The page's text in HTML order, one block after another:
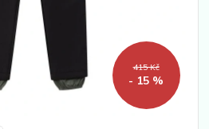
415 Kč
- 15 %